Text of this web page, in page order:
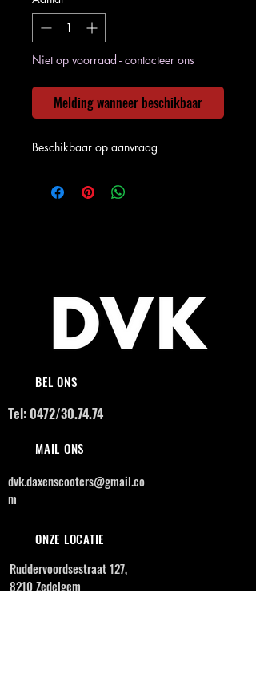
Niet op voorraad - contacteer ons
Melding wanneer beschikbaar
Beschikbaar op aanvraag
BEL ONS
Tel: 0472/30.74.74
MAIL ONS
dvk.daxenscooters@gmail.co
m
ONZE LOCATIE
Ruddervoordsestraat 127,
8210 Zedelgem